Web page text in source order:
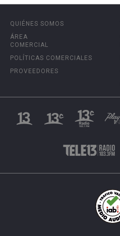
QUIÉNES SOMOS
ÁREA
COMERCIAL
POLÍTICAS COMERCIALES
PROVEEDORES